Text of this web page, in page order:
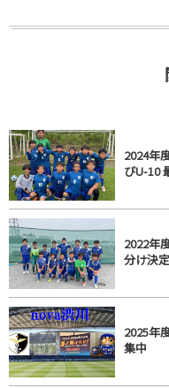
2024年
びU-10
2022年
分け決
2025年
集中